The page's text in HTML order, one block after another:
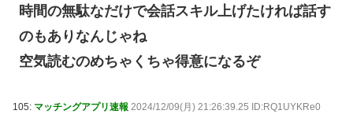
時間の無駄なだけで会話スキル上げたければ話す
のもありなんじゃね
空気読むのめちゃくちゃ得意になるぞ
105: マッチングアプリ速報 2024/12/09(月) 21:26:39.25 ID:RQ1UYKRe0